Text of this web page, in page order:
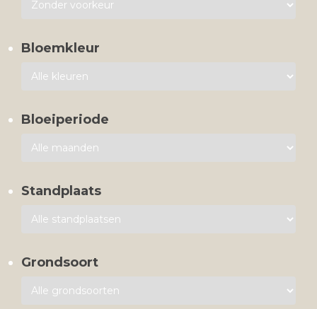
Bloemkleur
Bloeiperiode
Standplaats
Grondsoort